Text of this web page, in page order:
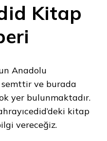
Kitap
Anadolu
semttir ve burada
yer bulunmaktadır.
kitap
vereceğiz.